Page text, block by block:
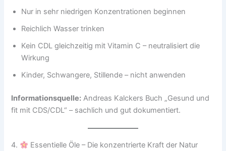
Nur in sehr niedrigen Konzentrationen beginnen
Reichlich Wasser trinken
Kein CDL gleichzeitig mit Vitamin C – neutralisiert die
Wirkung
Kinder, Schwangere, Stillende – nicht anwenden
Informationsquelle: Andreas Kalckers Buch „Gesund und
fit mit CDS/CDL“ – sachlich und gut dokumentiert.
4.
Essentielle Öle – Die konzentrierte Kraft der Natur